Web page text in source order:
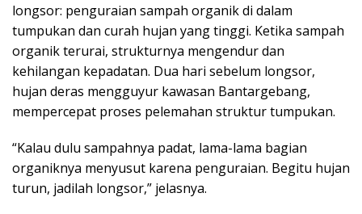
longsor: penguraian sampah organik di dalam
tumpukan dan curah hujan yang tinggi. Ketika sampah
organik terurai, strukturnya mengendur dan
kehilangan kepadatan. Dua hari sebelum longsor,
hujan deras mengguyur kawasan Bantargebang,
mempercepat proses pelemahan struktur tumpukan.
“Kalau dulu sampahnya padat, lama-lama bagian
organiknya menyusut karena penguraian. Begitu hujan
turun, jadilah longsor,” jelasnya.